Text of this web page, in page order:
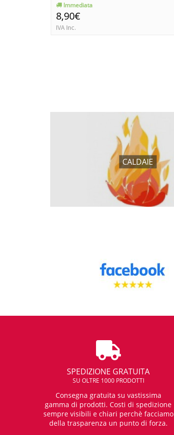
Immediata
8,90€
IVA Inc.
CALDAIE
SPEDIZIONE GRATUITA
SU OLTRE 1000 PRODOTTI
Consegna gratuita su vastissima
gamma di prodotti. Costi di spedizione
sempre visibili e chiari perchè facciamo
della trasparenza un punto di forza.